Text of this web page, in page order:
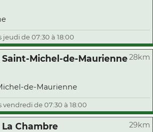
jeudi de 07:30 à 18:00
Saint-Michel-de-Maurienne28km
de-Maurienne
vendredi de 07:30 à 18:00
Chambre 29km